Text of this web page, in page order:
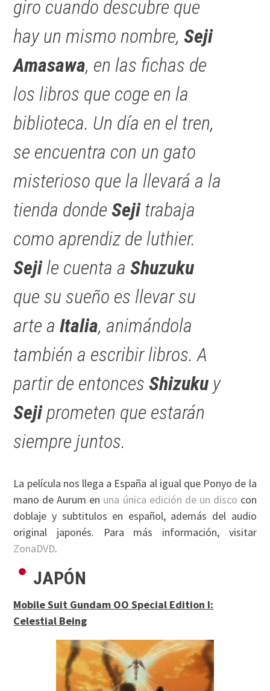
giro cuando descubre que
hay un mismo nombre,Seji
Amasawa, en las fichas de
los libros que coge en la
biblioteca. Un día en el tren,
se encuentra con un gato
misterioso que la llevará a la
tienda dondeSejitrabaja
como aprendiz de luthier.
Sejile cuenta aShuzuku
que su sueño es llevar su
arte aItalia, animándola
también a escribir libros. A
partir de entoncesShizuku y
Sejiprometen que estarán
siempre juntos.
La película nos llega a España al igual que Ponyo de la
mano de Aurum en una única edición de un disco con
doblaje y subtitulos en español, además del audio
original japonés. Para más información, visitar
ZonaDVD.
JAPÓN
Mobile Suit Gundam OO Special Edition I:
Celestial Being